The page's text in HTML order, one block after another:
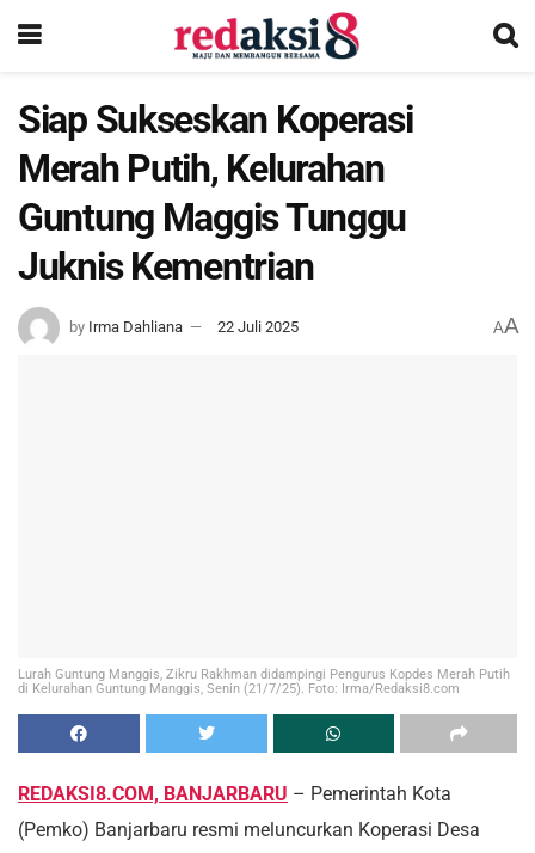
Siap Sukseskan Koperasi
Merah Putih, Kelurahan
Guntung Maggis Tunggu
Juknis Kementrian
by Irma Dahliana 22 Juli 2025 AA
Lurah Guntung Manggis, Zikru Rakhman didampingi Pengurus Kopdes Merah Putih
di Kelurahan Guntung Manggis, Senin (21/7/25). Foto: Irma/Redaksi8.com
REDAKSI8.COM, BANJARBARU – Pemerintah Kota
(Pemko) Banjarbaru resmi meluncurkan Koperasi Desa